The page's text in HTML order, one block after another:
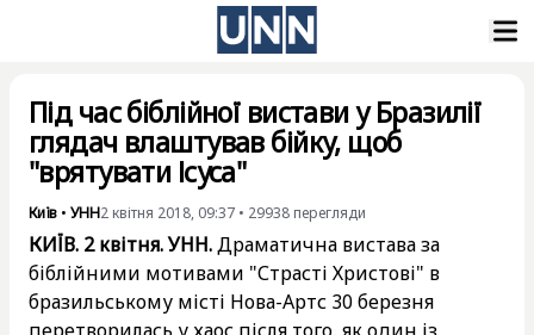
Під час біблійної вистави у Бразилії
глядач влаштував бійку, щоб
"врятувати Ісуса"
Київ • УНН2 квітня 2018, 09:37 • 29938 перегляди
КИЇВ. 2 квітня. УНН.Драматична вистава за
біблійними мотивами "Страсті Христові" в
бразильському місті Нова-Артс 30 березня